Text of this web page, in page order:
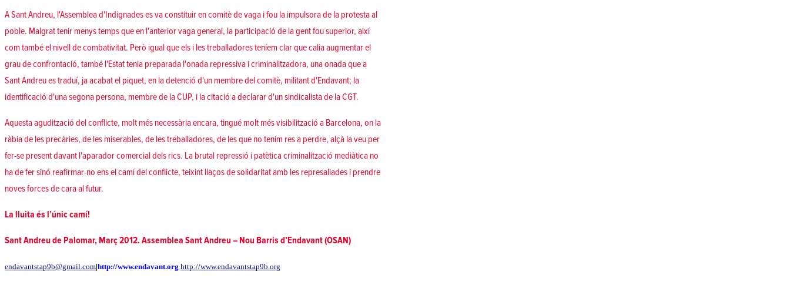
A Sant Andreu, l'Assemblea d'Indignades es va constituir en comitè de vaga i fou la impulsora de la protesta al
poble. Malgrat tenir menys temps que en l'anterior vaga general, la participació de la gent fou superior, així
com també el nivell de combativitat. Però igual que els i les treballadores teníem clar que calia augmentar el
grau de confrontació, també l'Estat tenia preparada l'onada repressiva i criminalitzadora, una onada que a
Sant Andreu es traduí, ja acabat el piquet, en la detenció d'un membre del comitè, militant d'Endavant; la
identificació d'una segona persona, membre de la CUP, i la citació a declarar d'un sindicalista de la CGT.
Aquesta agudització del conflicte, molt més necessària encara, tingué molt més visibilització a Barcelona, on la
ràbia de les precàries, de les miserables, de les treballadores, de les que no tenim res a perdre, alçà la veu per
fer-se present davant l'aparador comercial dels rics. La brutal repressió i patètica criminalització mediàtica no
ha de fer sinó reafirmar-no ens el camí del conflicte, teixint llaços de solidaritat amb les represaliades i prendre
noves forces de cara al futur.
La lluita és l’únic camí!
Sant Andreu de Palomar, Març 2012. Assemblea Sant Andreu – Nou Barris d’Endavant (OSAN)
endavantstap9b@gmail.com|http://www.endavant.org http://www.endavantstap9b.org